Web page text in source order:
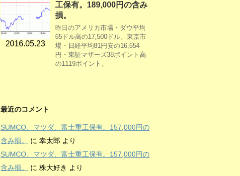
2016.05.23
工保有。189,000円の含み
損。
昨日のアメリカ市場・ダウ平均
65ドル高の17,500ドル。東京市
場・日経平均81円安の16,654
円・東証マザーズ38ポイント高
の1119ポイント。
最近のコメント
SUMCO、マツダ、富士重工保有。157,000円の
含み損。
に 幸太郎 より
SUMCO、マツダ、富士重工保有。157,000円の
含み損。
に 株大好き より